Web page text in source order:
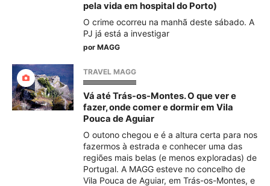
pela vida em hospital do Porto)
O crime ocorreu na manhã deste sábado. A
PJ já está a investigar
por MAGG
TRAVEL MAGG
Vá até Trás-os-Montes. O que ver e
fazer, onde comer e dormir em Vila
Pouca de Aguiar
O outono chegou e é a altura certa para nos
fazermos à estrada e conhecer uma das
regiões mais belas (e menos exploradas) de
Portugal. A MAGG esteve no concelho de
Vila Pouca de Aguiar, em Trás-os-Montes, e